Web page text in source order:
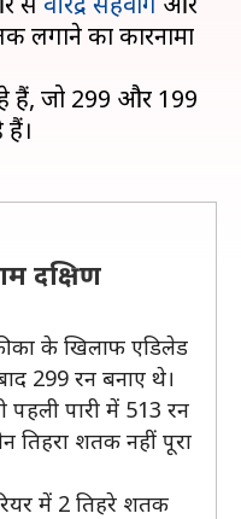
लगाने का कारनामा
हैं, जो 299 और 199
हैं।
दक्षिण
के खिलाफ एडिलेड
299 रन बनाए थे।
पहली पारी में 513 रन
तिहरा शतक नहीं पूरा
में 2 तिहरे शतक